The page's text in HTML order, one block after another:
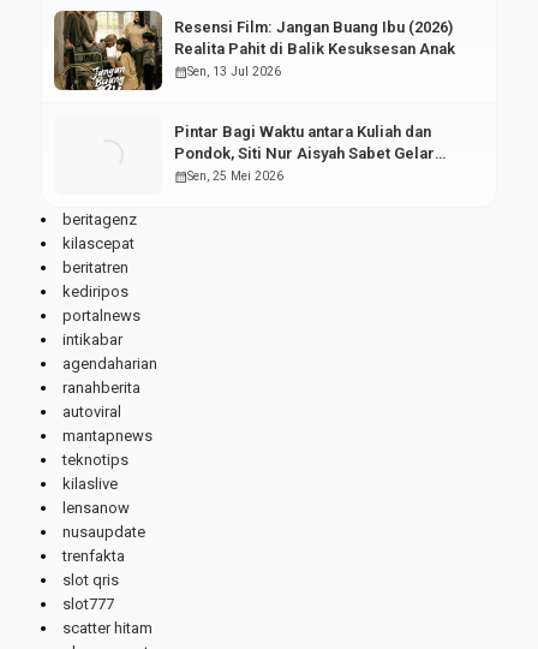
Resensi Film: Jangan Buang Ibu (2026)
Realita Pahit di Balik Kesuksesan Anak
calendar_monthSen, 13 Jul 2026
Pintar Bagi Waktu antara Kuliah dan
Pondok, Siti Nur Aisyah Sabet Gelar
Wisudawan Terbaik
calendar_monthSen, 25 Mei 2026
beritagenz
kilascepat
beritatren
kediripos
portalnews
intikabar
agendaharian
ranahberita
autoviral
mantapnews
teknotips
kilaslive
lensanow
nusaupdate
trenfakta
slot qris
slot777
scatter hitam